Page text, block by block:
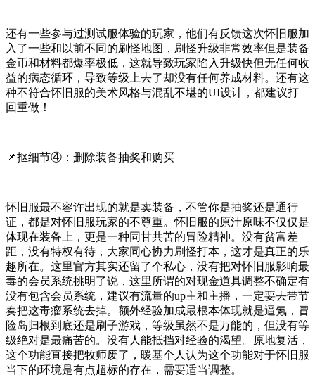
还有一些参与过测试服体验的玩家，他们有反馈这次怀旧服加
入了一些和以前不同的刷怪地图，刷怪升级非常效率但是装备
金币和材料都爆率极低，这就导致玩家陷入升级快但无任何收
益的病态循环，导致等级上去了却没有任何养成材料。还有这
种不符合怀旧服的美术风格与混乱不堪的UI设计，都建议打
回重做！
📌抠细节④：删除装备抽奖和购买
怀旧服最不容许出现的就是卖装备，不管你是抽奖还是通行
证，都是对怀旧服玩家的不尊重。怀旧服的原汁原味不仅仅是
体现在装备上，更是一种同甘共苦的冒险精神。没有贫富差
距，没有特权有待，大家同心协力刷怪打本，这才是真正的乐
趣所在。这里官方其实还留了个私心，没有把对怀旧服影响最
毒的会员系统挑明了说，这里所谓的对现金道具调整不确定有
没有包含会员系统，建议有流量的up主和主播，一定要去带节
奏把这毒瘤系统去掉。额外经验加成最根本体现就是逼氪，冒
险岛归根到底还是刷子游戏，等级虽然不是万能的，但没有等
级绝对是最痛苦的。没有人能抵挡对经验的渴望。原地复活，
这个功能直接把牧师废了，暖基个人认为这个功能对于怀旧服
当下的环境是有点超标的存在，需要适当调整。